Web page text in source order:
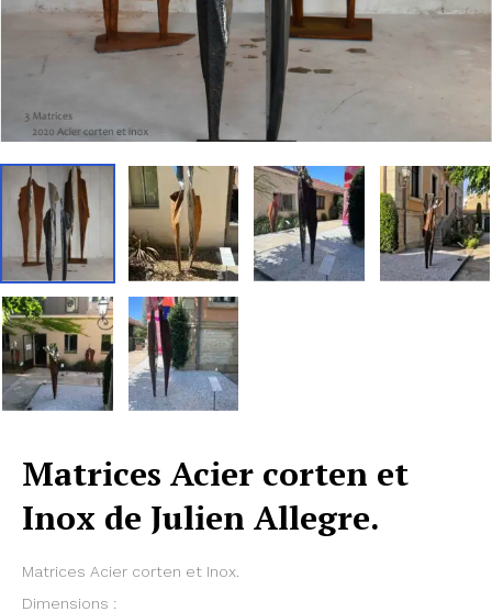
Matrices Acier corten et
Inox de Julien Allegre.
Matrices Acier corten et Inox.
Dimensions :